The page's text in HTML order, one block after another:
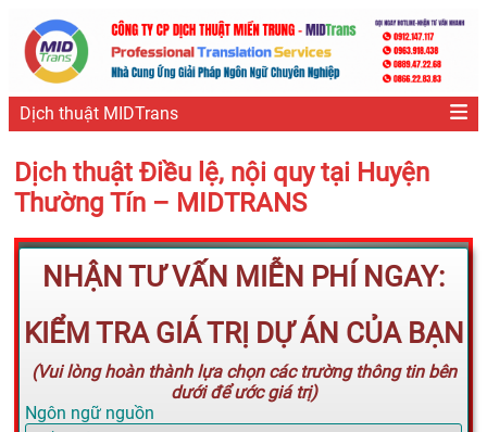
Dịch thuật MIDTrans
Dịch thuật Điều lệ, nội quy tại Huyện
Thường Tín – MIDTRANS
NHẬN TƯ VẤN MIỄN PHÍ NGAY:
KIỂM TRA GIÁ TRỊ DỰ ÁN CỦA BẠN
(Vui lòng hoàn thành lựa chọn các trường thông tin bên
dưới để ước giá trị)
Ngôn ngữ nguồn